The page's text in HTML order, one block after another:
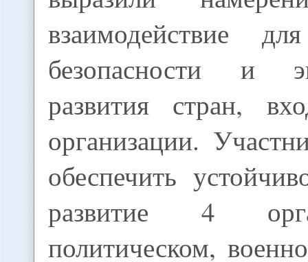
взаимодействие
безопасности и
развития стран,
организации.
обеспечить
развитие 4
политическом,